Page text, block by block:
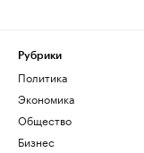
Рубрики
Политика
Экономика
Общество
Бизнес